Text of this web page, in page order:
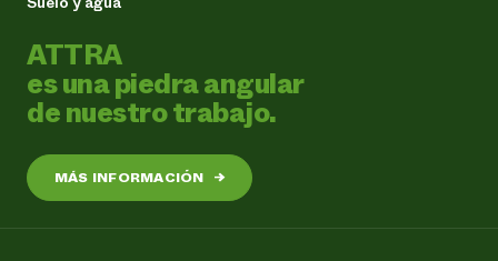
ATTRA
es una piedra angular
de nuestro trabajo.
MÁS INFORMACIÓN →